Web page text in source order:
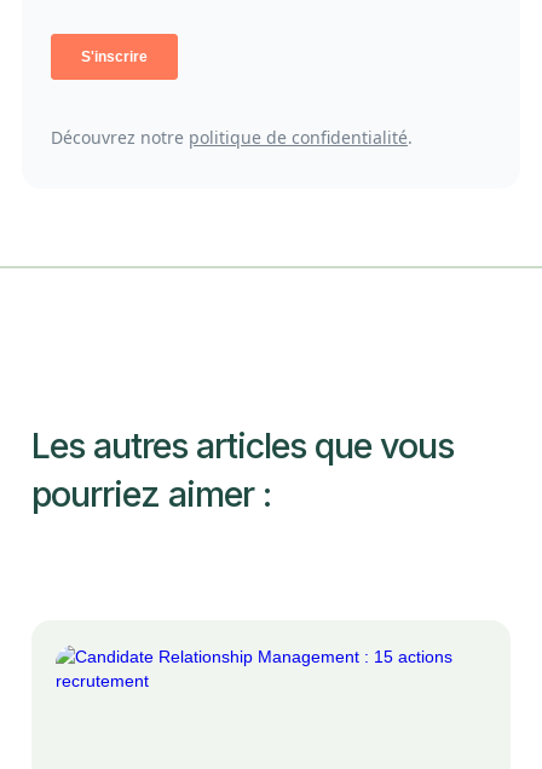
Découvrez notre politique de confidentialité.
Les autres articles que vous
pourriez aimer :